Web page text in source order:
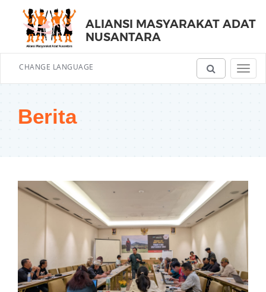
ALIANSI MASYARAKAT ADAT
NUSANTARA
CHANGE LANGUAGE
Berita